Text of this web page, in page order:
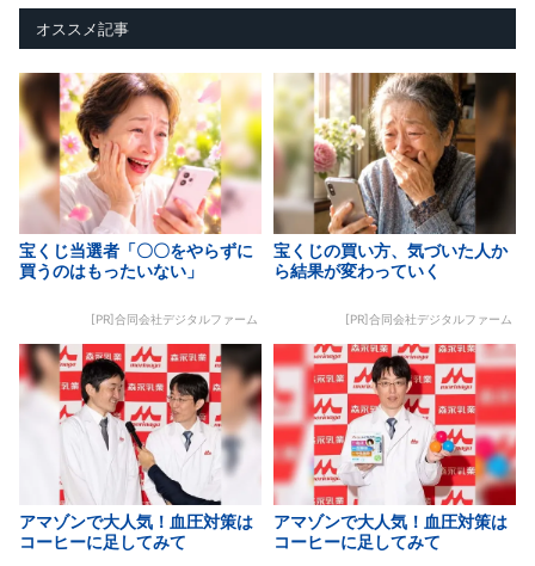
オススメ記事
宝くじ当選者「〇〇をやらずに
買うのはもったいない」
[PR]合同会社デジタルファーム
宝くじの買い方、気づいた人か
ら結果が変わっていく
[PR]合同会社デジタルファーム
アマゾンで大人気！血圧対策は
コーヒーに足してみて
アマゾンで大人気！血圧対策は
コーヒーに足してみて